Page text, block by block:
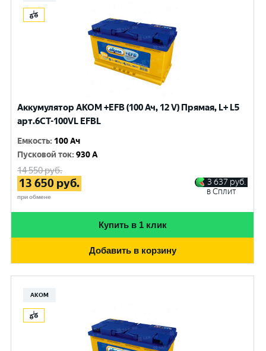
Аккумулятор AKOM +EFB (100 Ач, 12 V) Прямая, L+ L5
арт.6СТ-100VL EFBL
Емкость: 100 Ач
Пусковой ток:930 A
14 550руб.
13 650 руб.
при обмене
3 637 руб.
в Сплит
Купить в 1 клик
Добавить в корзину
АКОМ